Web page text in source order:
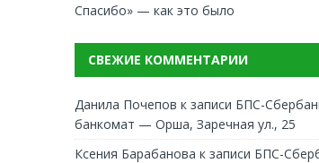
Спасибо» — как это было
СВЕЖИЕ КОММЕНТАРИИ
Данила Почепов к записи БПС-
банкомат — Орша, Заречная ул., 25
Ксения Барабанова к записи БПС-